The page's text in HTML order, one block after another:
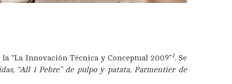
“La Innovación Técnica y Conceptual 2009”1. Se
“All i Pebre” de pulpo y patata, Parmentier de